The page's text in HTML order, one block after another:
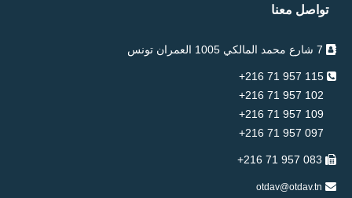
تواصل معنا
otdav@otdav.tn